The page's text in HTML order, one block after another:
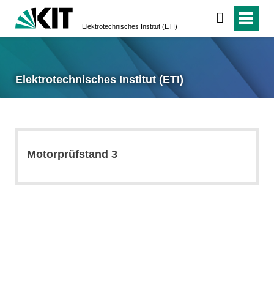
Elektrotechnisches Institut (ETI)
Elektrotechnisches Institut (ETI)
Motorprüfstand 3